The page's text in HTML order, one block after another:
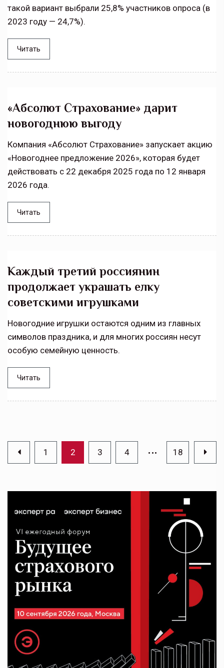
такой вариант выбрали 25,8% участников опроса (в
2023 году — 24,7%).
Читать
«Абсолют Страхование» дарит
новогоднюю выгоду
Компания «Абсолют Страхование» запускает акцию
«Новогоднее предложение 2026», которая будет
действовать с 22 декабря 2025 года по 12 января
2026 года.
Читать
Каждый третий россиянин
продолжает украшать елку
советскими игрушками
Новогодние игрушки остаются одним из главных
символов праздника, и для многих россиян несут
особую семейную ценность.
Читать
1 2 3 4 … 18